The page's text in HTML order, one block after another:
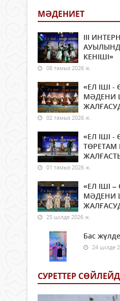
МӘДЕНИЕТ
ІІІ
КЕНІШІ»
08 тамыз 2026 ж.
«ЕЛ ІШІ -
МӘДЕНИ
02 тамыз 2026 ж.
«ЕЛ ІШІ -
ТӨРЕТАМ
01 тамыз 2026 ж.
«ЕЛ ІШІ
МӘДЕНИ
25 шілде 2026 ж.
Бас
24 шілде
СУРЕТТЕР